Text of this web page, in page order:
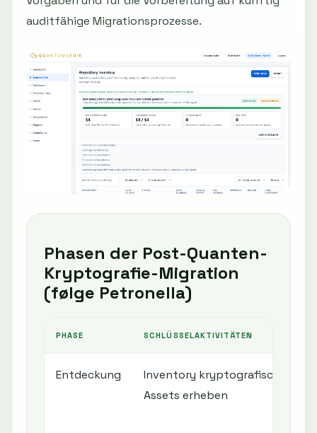
auditfähige Migrationsprozesse.
Phasen der Post-Quanten-
Kryptografie-Migration
(følge Petronella)
PHASE SCHLÜSSELAKTIVITÄTEN
Entdeckung
Inventory kryptografischer
Assets erheben